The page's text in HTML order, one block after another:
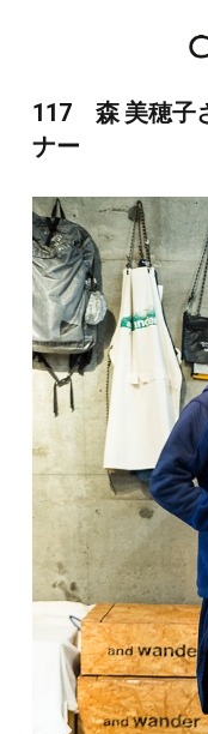
117 森 美穂子
ナー